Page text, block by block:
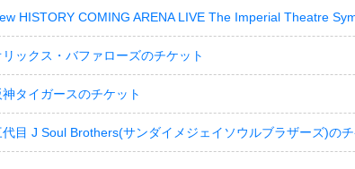
HISTORY COMING ARENA LIVE The Imperial Theatre
リックス・バファローズのチケット
神タイガースのチケット
代目 J Soul Brothers(サンダイメジェイソウルブラザーズ)のチ